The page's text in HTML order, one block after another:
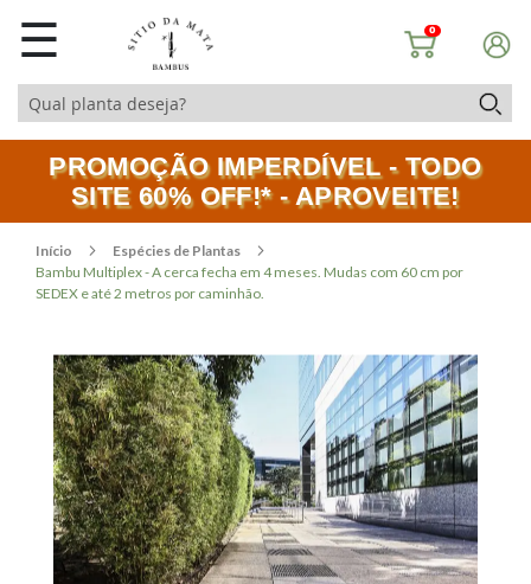
☰ 0
PROMOÇÃO IMPERDÍVEL - TODO
SITE 60% OFF!* - APROVEITE!
Início
Espécies de Plantas
Bambu Multiplex - A cerca fecha em 4 meses. Mudas com 60 cm por
SEDEX e até 2 metros por caminhão.
para
o
final
da
Galeria
de
imagens
para
o
início
da
de
imagens